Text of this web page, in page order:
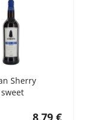
Sherry
8,79 €